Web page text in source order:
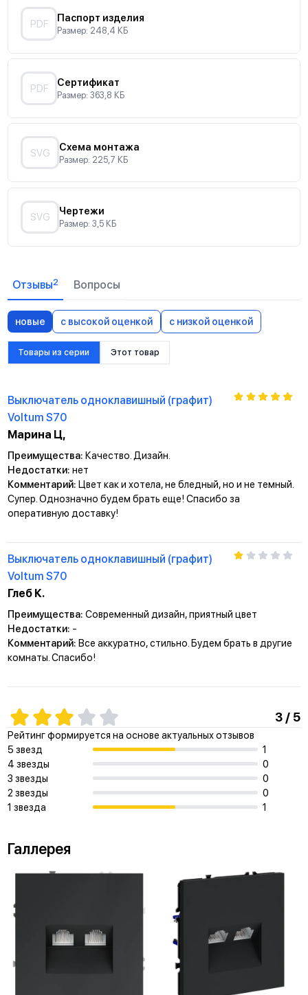
PDF
Паспорт изделия
Размер: 248,4 КБ
PDF
Сертификат
Размер: 363,8 КБ
SVG
Схема монтажа
Размер: 225,7 КБ
SVG
Чертежи
Размер: 3,5 КБ
Отзывы2 Вопросы
новые с высокой оценкой с низкой оценкой
Товары из серии Этот товар
Выключатель одноклавишный (графит)
Voltum S70
Марина Ц,
Преимущества: Качество. Дизайн.
Недостатки: нет
Комментарий: Цвет как и хотела, не бледный, но и не темный.
Супер. Однозначно будем брать еще! Спасибо за
оперативную доставку!
Выключатель одноклавишный (графит)
Voltum S70
Глеб К.
Преимущества: Современный дизайн, приятный цвет
Недостатки: -
Комментарий: Все аккуратно, стильно. Будем брать в другие
комнаты. Спасибо!
3 / 5
Рейтинг формируется на основе актуальных отзывов
5 звезд
1
4 звезды
0
3 звезды
0
2 звезды
0
1 звезда
1
Галлерея